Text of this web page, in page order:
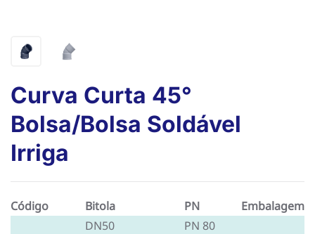
Curva Curta 45°
Bolsa/Bolsa Soldável
Irriga
Código Bitola PN
Embalagem
DN50
PN 80